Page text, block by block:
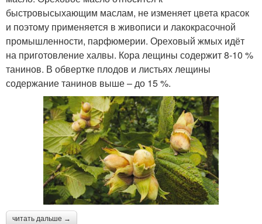
быстровысыхающим маслам, не изменяет цвета красок
и поэтому применяется в живописи и лакокрасочной
промышленности, парфюмерии. Ореховый жмых идёт
на приготовление халвы. Кора лещины содержит 8-10 %
танинов. В обвертке плодов и листьях лещины
содержание танинов выше – до 15 %.
читать дальше →